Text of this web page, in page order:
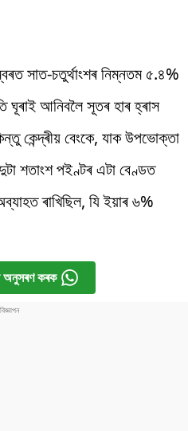
সাত-চতুৰ্থাংশৰ নিম্নতম ৫.৪%
ঘূৰাই আনিবলৈ সূতৰ হাৰ হ্ৰাস
কেন্দ্ৰীয় বেংকে, যাক উপভোক্তা
শতাংশ পইণ্টৰ এটা বেণ্ডত
ৰাখিছিল, যি ইয়াৰ ৬%
অনুসৰণ কৰক